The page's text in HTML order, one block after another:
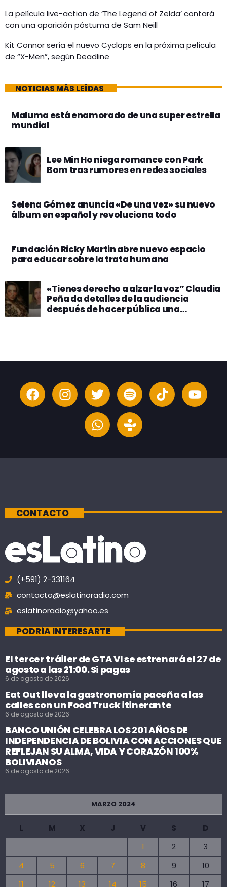
La película live-action de ‘The Legend of Zelda’ contará
con una aparición póstuma de Sam Neill
Kit Connor sería el nuevo Cyclops en la próxima película
de “X-Men”, según Deadline
NOTICIAS MÁS LEÍDAS
Maluma está enamorado de una super estrella
mundial
Lee Min Ho niega romance con Park
Bom tras rumores en redes sociales
Selena Gómez anuncia «De una vez» su nuevo
álbum en español y revoluciona todo
Fundación Ricky Martin abre nuevo espacio
para educar sobre la trata humana
«Tienes derecho a alzar la voz” Claudia
Peña da detalles de la audiencia
después de hacer pública una
CONTACTO
(+591) 2-331164
contacto@eslatinoradio.com
eslatinoradio@yahoo.es
PODRÍA INTERESARTE
El tercer tráiler de GTA VI se estrenará el 27 de
agosto a las 21:00. Si pagas
6 de agosto de 2026
Eat Out lleva la gastronomía paceña a las
calles con un Food Truck itinerante
6 de agosto de 2026
BANCO UNIÓN CELEBRA LOS 201 AÑOS DE
INDEPENDENCIA DE BOLIVIA CON ACCIONES QUE
REFLEJAN SU ALMA, VIDA Y CORAZÓN 100%
BOLIVIANOS
6 de agosto de 2026
MARZO 2024
L M X J V S
D
1
2
3
4
5 6 7 8 9
10
11
12 13 14 15 16 17